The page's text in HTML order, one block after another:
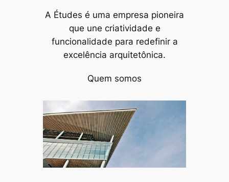
A Études é uma empresa pioneira
que une criatividade e
funcionalidade para redefinir a
excelência arquitetônica.
Quem somos